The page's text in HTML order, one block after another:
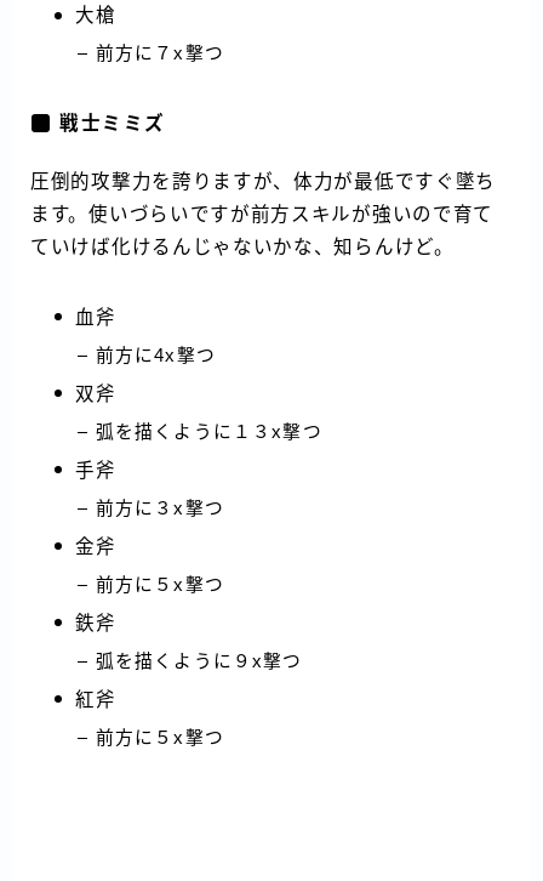
大槍
前方に７x撃つ
戦士ミミズ
圧倒的攻撃力を誇りますが、体力が最低ですぐ墜ち
ます。使いづらいですが前方スキルが強いので育て
ていけば化けるんじゃないかな、知らんけど。
血斧
前方に4x撃つ
双斧
弧を描くように１３x撃つ
手斧
前方に３x撃つ
金斧
前方に５x撃つ
鉄斧
弧を描くように９x撃つ
紅斧
前方に５x撃つ